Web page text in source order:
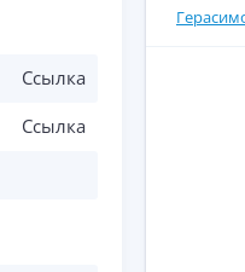
Ссылка
Ссылка